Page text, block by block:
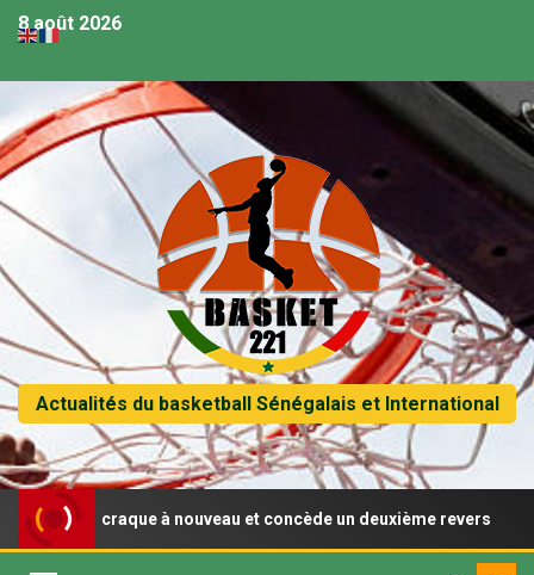
8 août 2026
Actualités du basketball Sénégalais et International
craque à nouveau et concède un deuxième revers